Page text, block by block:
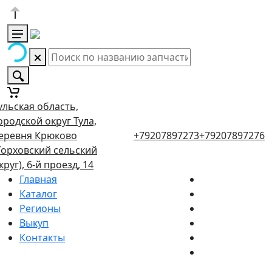
область,
округ Тула,
Крюково
сельский
6-й проезд, 14
+79207897273+79207897276
Главная
Каталог
Регионы
Выкуп
Контакты